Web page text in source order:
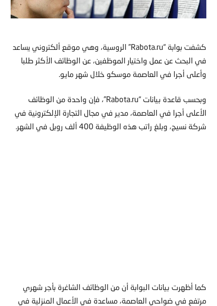
كشفت بوابة “Rabota.ru” الروسية، وهي موقع ألكتروني يساعد
في البحث عن عمل واختيار الموظفين، عن الوظائف الأكثر طلبا
وأعلى أجرا في العاصمة موسكو خلال شهر مايو.
وبحسب قاعدة بيانات “Rabota.ru”، فإن واحدة من الوظائف
الأعلى أجرا في العاصمة، مدير في مجال التجارة الإلكترونية في
شركة نسيج، وبلغ راتب هذه الوظيفة 400 ألف روبل في الشهر.
كما أظهرت بيانات البوابة أن من الوظائف الشاغرة بأجر شهري
مرتفع في ضواحي العاصمة، مساعدة في الأعمال المنزلية في